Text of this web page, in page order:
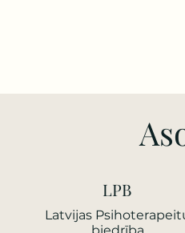
LPB
Latvijas